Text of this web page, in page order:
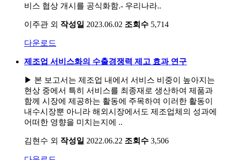
비스 협상 개시를 공식화함.- 우리나라..
이주관 외 작성일 2023.06.02 조회수 5,714
다운로드
제조업 서비스화의 수출경쟁력 제고 효과 연구
▶ 본 보고서는 제조업 내에서 서비스 비중이 높아지는
현상 중에서 특히 서비스를 최종재로 생산하여 제품과
함께 시장에 제공하는 활동에 주목하여 이러한 활동이
내수시장뿐 아니라 해외시장에서도 제조업체의 성과에
어떠한 영향을 미치는지에 ..
김현수 외 작성일 2022.06.22 조회수 3,506